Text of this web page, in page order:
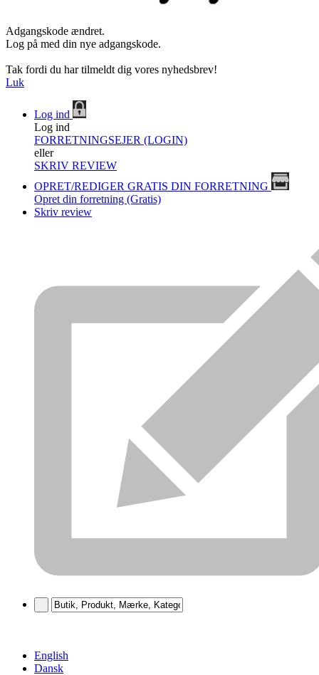
Adgangskode ændret.
Log på med din nye adgangskode.
Tak fordi du har tilmeldt dig vores nyhedsbrev!
Luk
Log ind
Log ind
FORRETNINGSEJER (LOGIN)
eller
SKRIV REVIEW
OPRET/REDIGER GRATIS DIN FORRETNING
Opret din forretning (Gratis)
Skriv review
English
Dansk